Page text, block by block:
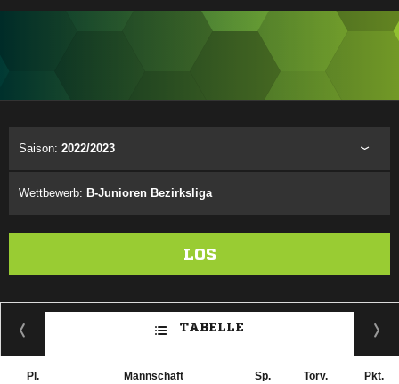
Saison: 2022/2023
Wettbewerb: B-Junioren Bezirksliga
LOS
TABELLE
Pl. Mannschaft Sp. Torv. Pkt.